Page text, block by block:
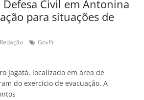
Civil em Antonina
para situações de
Redação GovPr
Jagatá, localizado em área de
do exercício de evacuação. A